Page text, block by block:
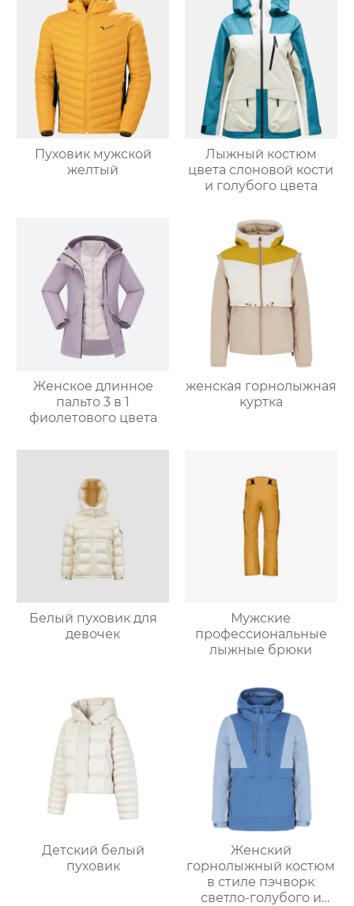
Пуховик мужской
желтый
Лыжный костюм
цвета слоновой кости
и голубого цвета
Женское длинное
пальто 3 в 1
фиолетового цвета
женская горнолыжная
куртка
Белый пуховик для
девочек
Мужские
профессиональные
лыжные брюки
Детский белый
пуховик
Женский
горнолыжный костюм
в стиле пэчворк
светло-голубого и